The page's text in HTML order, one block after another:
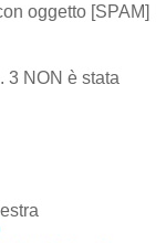
oggetto [SPAM]
3 NON è stata